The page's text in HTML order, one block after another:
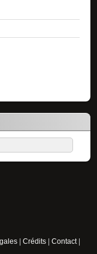
| Crédits | Contact|